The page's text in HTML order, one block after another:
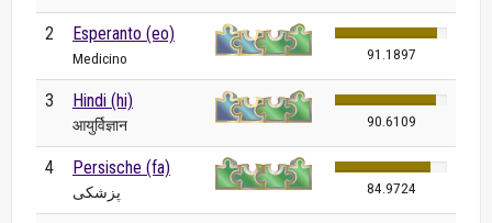
2 Esperanto (eo)
Medicino 91.1897
3 Hindi (hi)
आयुर्विज्ञान 90.6109
4 Persische (fa)
پزشکی 84.9724